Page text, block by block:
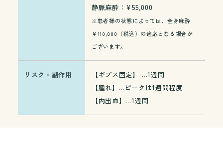
静脈麻酔：¥55,000
※患者様の状態によっては、全身麻酔
￥110,000（税込）の適応となる場合が
ございます。
リスク・副作用
【ギプス固定】 …1週間
【腫れ】…ピークは1週間程度
【内出血】…1週間